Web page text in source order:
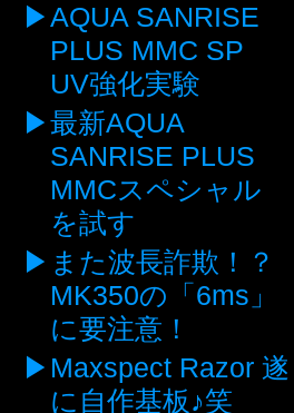
AQUA SANRISE
PLUS MMC SP
UV強化実験
最新AQUA
SANRISE PLUS
MMCスペシャル
を試す
また波長詐欺！？
MK350の「6ms」
に要注意！
Maxspect Razor 遂
に自作基板♪笑